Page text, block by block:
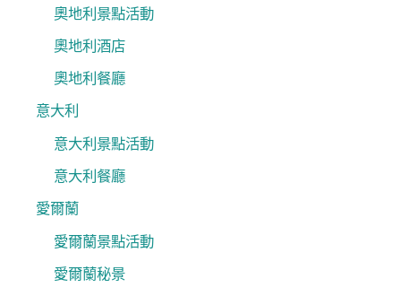
奧地利景點活動
奧地利酒店
奧地利餐廳
意大利
意大利景點活動
意大利餐廳
愛爾蘭
愛爾蘭景點活動
愛爾蘭秘景